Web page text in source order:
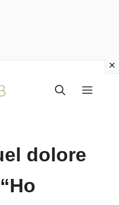
Menu
dolore